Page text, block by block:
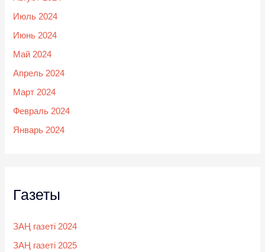
Июль 2024
Июнь 2024
Май 2024
Апрель 2024
Март 2024
Февраль 2024
Январь 2024
Газеты
ЗАҢ газеті 2024
ЗАҢ газеті 2025